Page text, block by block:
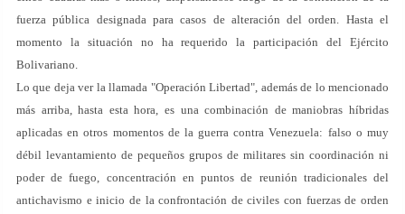
fuerza pública designada para casos de alteración del orden. Hasta el
momento la situación no ha requerido la participación del Ejército
Bolivariano.
Lo que deja ver la llamada "Operación Libertad", además de lo mencionado
más arriba, hasta esta hora, es una combinación de maniobras híbridas
aplicadas en otros momentos de la guerra contra Venezuela: falso o muy
débil levantamiento de pequeños grupos de militares sin coordinación ni
poder de fuego, concentración en puntos de reunión tradicionales del
antichavismo e inicio de la confrontación de civiles con fuerzas de orden